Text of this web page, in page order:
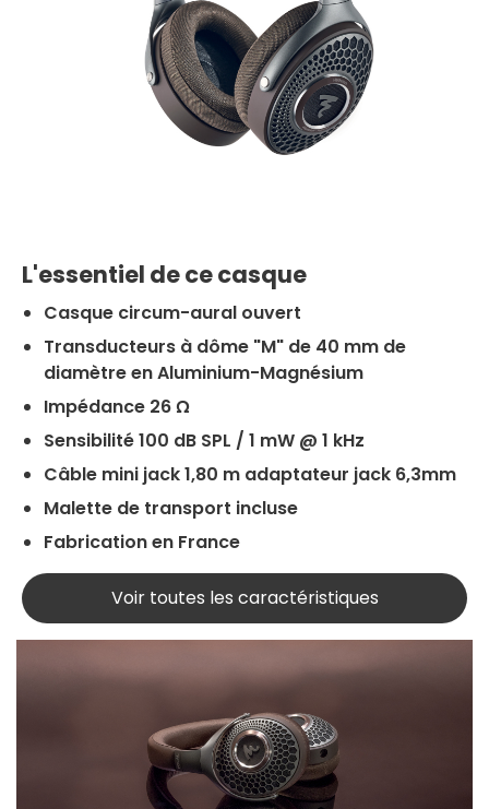
L'essentiel de ce casque
Casque circum-aural ouvert
Transducteurs à dôme "M" de 40 mm de
diamètre en Aluminium-Magnésium
Impédance 26 Ω
Sensibilité 100 dB SPL / 1 mW @ 1 kHz
Câble mini jack 1,80 m adaptateur jack 6,3mm
Malette de transport incluse
Fabrication en France
Voir toutes les caractéristiques